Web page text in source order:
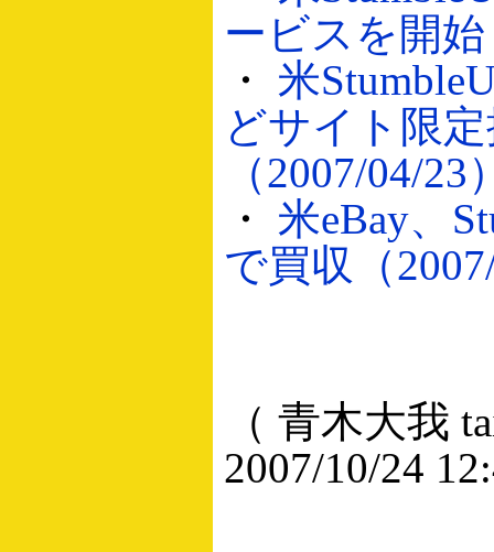
ービスを開始
・ 米
どサイト限
（2007/04/23
・ 米eBay、
で買収（
（ 青木大我
2007/10/24